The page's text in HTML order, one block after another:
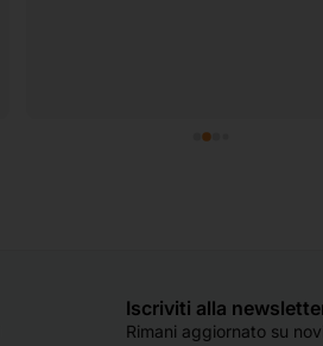
Iscriviti alla
Rimani aggiornato su